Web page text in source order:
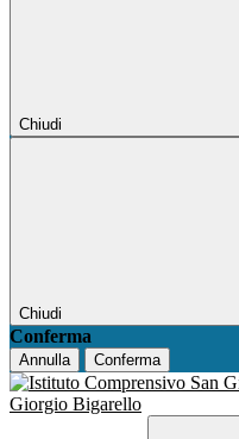
Chiudi
Chiudi
Conferma
Annulla Conferma